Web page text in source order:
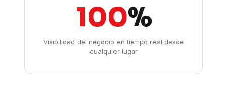
100%
Visibilidad del negocio en tiempo real desde
cualquier lugar